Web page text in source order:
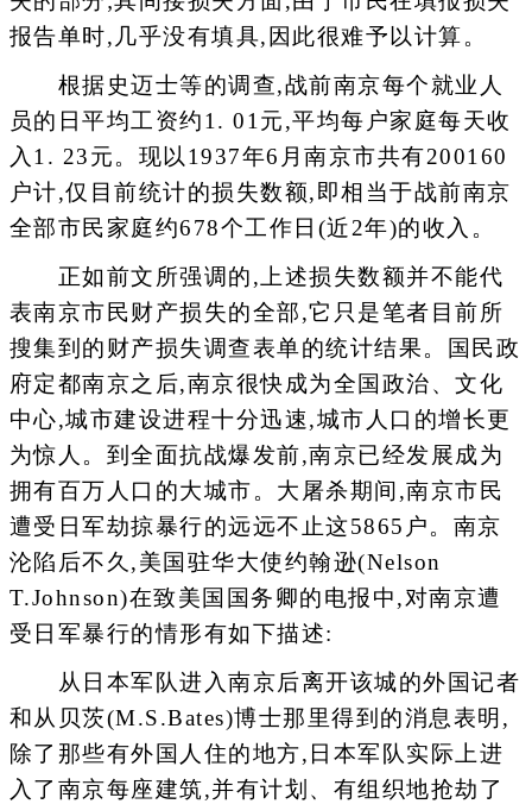
报告单时,几乎没有填具,因此很难予以计算。
根据史迈士等的调查,战前南京每个就业人
员的日平均工资约1. 01元,平均每户家庭每天收
入1. 23元。现以1937年6月南京市共有200160
户计,仅目前统计的损失数额,即相当于战前南京
全部市民家庭约678个工作日(近2年)的收入。
正如前文所强调的,上述损失数额并不能代
表南京市民财产损失的全部,它只是笔者目前所
搜集到的财产损失调查表单的统计结果。国民政
府定都南京之后,南京很快成为全国政治、文化
中心,城市建设进程十分迅速,城市人口的增长更
为惊人。到全面抗战爆发前,南京已经发展成为
拥有百万人口的大城市。大屠杀期间,南京市民
遭受日军劫掠暴行的远远不止这5865户。南京
沦陷后不久,美国驻华大使约翰逊(Nelson
T.Johnson)在致美国国务卿的电报中,对南京遭
受日军暴行的情形有如下描述:
从日本军队进入南京后离开该城的外国记者
和从贝茨(M.S.Bates)博士那里得到的消息表明,
除了那些有外国人住的地方,日本军队实际上进
入了南京每座建筑,并有计划、有组织地抢劫了